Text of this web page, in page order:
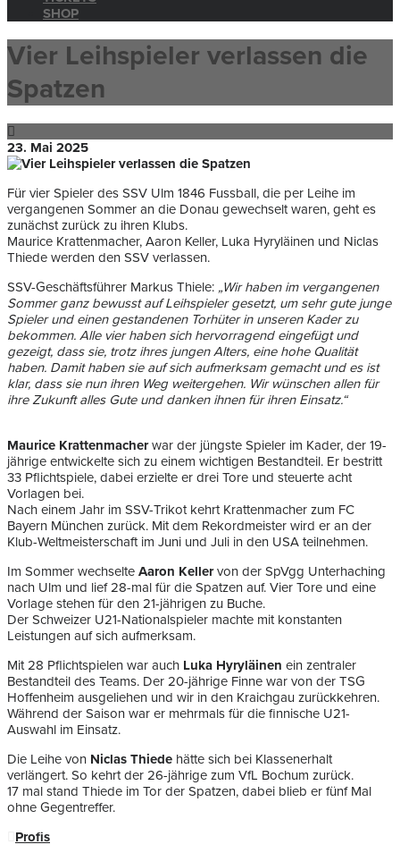
SHOP
Vier Leihspieler verlassen die
Spatzen
23. Mai 2025
Für vier Spieler des SSV Ulm 1846 Fussball, die per Leihe im
vergangenen Sommer an die Donau gewechselt waren, geht es
zunächst zurück zu ihren Klubs.
Maurice Krattenmacher, Aaron Keller, Luka Hyryläinen und Niclas
Thiede werden den SSV verlassen.
SSV-Geschäftsführer Markus Thiele: „Wir haben im vergangenen
Sommer ganz bewusst auf Leihspieler gesetzt, um sehr gute junge
Spieler und einen gestandenen Torhüter in unseren Kader zu
bekommen. Alle vier haben sich hervorragend eingefügt und
gezeigt, dass sie, trotz ihres jungen Alters, eine hohe Qualität
haben. Damit haben sie auf sich aufmerksam gemacht und es ist
klar, dass sie nun ihren Weg weitergehen. Wir wünschen allen für
ihre Zukunft alles Gute und danken ihnen für ihren Einsatz.“
Maurice Krattenmacherwar der jüngste Spieler im Kader, der 19-
jährige entwickelte sich zu einem wichtigen Bestandteil. Er bestritt
33 Pflichtspiele, dabei erzielte er drei Tore und steuerte acht
Vorlagen bei.
Nach einem Jahr im SSV-Trikot kehrt Krattenmacher zum FC
Bayern München zurück. Mit dem Rekordmeister wird er an der
Klub-Weltmeisterschaft im Juni und Juli in den USA teilnehmen.
Im Sommer wechselte Aaron Kellervon der SpVgg Unterhaching
nach Ulm und lief 28-mal für die Spatzen auf. Vier Tore und eine
Vorlage stehen für den 21-jährigen zu Buche.
Der Schweizer U21-Nationalspieler machte mit konstanten
Leistungen auf sich aufmerksam.
Mit 28 Pflichtspielen war auch Luka Hyryläinen ein zentraler
Bestandteil des Teams. Der 20-jährige Finne war von der TSG
Hoffenheim ausgeliehen und wir in den Kraichgau zurückkehren.
Während der Saison war er mehrmals für die finnische U21-
Auswahl im Einsatz.
Die Leihe von Niclas Thiede hätte sich bei Klassenerhalt
verlängert. So kehrt der 26-jährige zum VfL Bochum zurück.
17 mal stand Thiede im Tor der Spatzen, dabei blieb er fünf Mal
ohne Gegentreffer.
Profis